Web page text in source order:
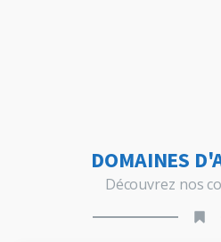
DOMAINES
Découvrez nos